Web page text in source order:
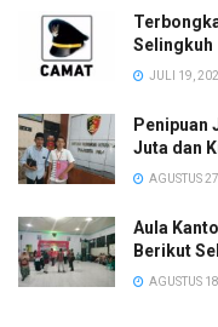
Selingkuh
JULI 19,
Penipuan
Juta dan
AGUSTUS
Aula
Berikut
AGUSTUS